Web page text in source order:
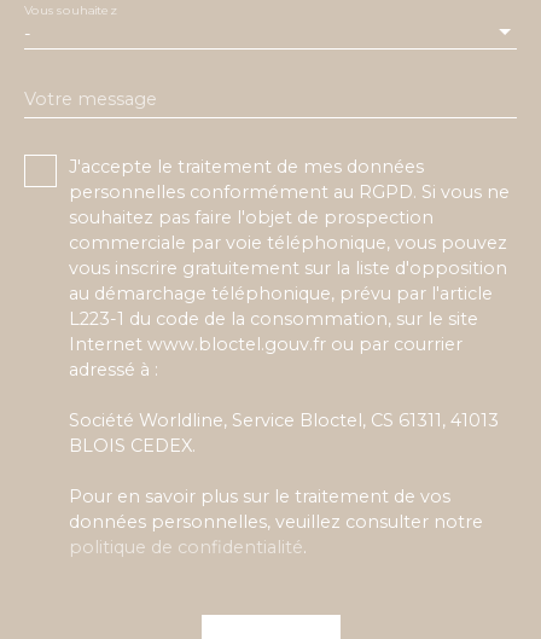
-
Vous souhaitez
Votre message
J'accepte le traitement de mes données
personnelles conformément au RGPD. Si vous ne
souhaitez pas faire l'objet de prospection
commerciale par voie téléphonique, vous pouvez
vous inscrire gratuitement sur la liste d'opposition
au démarchage téléphonique, prévu par l'article
L223-1 du code de la consommation, sur le site
Internet www.bloctel.gouv.fr ou par courrier
adressé à :
Société Worldline, Service Bloctel, CS 61311, 41013
BLOIS CEDEX.
Pour en savoir plus sur le traitement de vos
données personnelles, veuillez consulter notre
politique de confidentialité.